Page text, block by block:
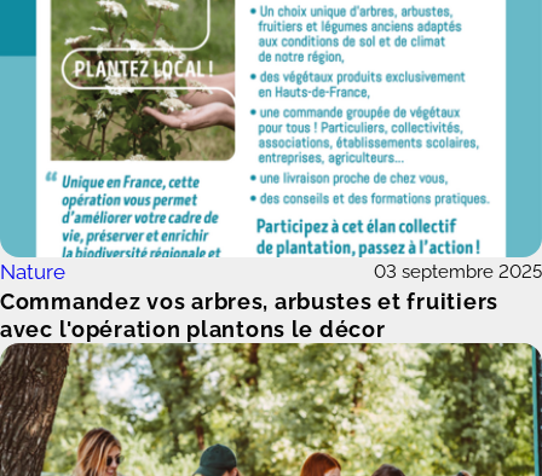
Commandez vos arbres, arbustes et fruitiers
avec l'opération plantons le décor
Nature 03 septembre 2025